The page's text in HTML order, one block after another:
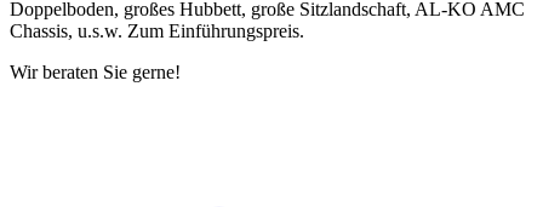
Doppelboden, großes Hubbett, große Sitzlandschaft, AL-KO AMC
Chassis, u.s.w. Zum Einführungspreis.
Wir beraten Sie gerne!